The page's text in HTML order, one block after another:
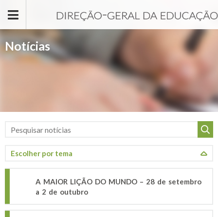
Notícias
A MAIOR LIÇÃO DO MUNDO – 28 de setembro
a 2 de outubro